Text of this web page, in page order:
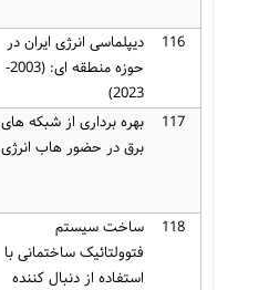
116
دیپلماسی انرژی ایران در
حوزه منطقه ای: (2003-
2023)
117
بهره برداری از شبکه های
برق در حضور هاب انرژی
118
ساخت سیستم
فتوولتائیک ساختمانی با
استفاده از دنبال کننده